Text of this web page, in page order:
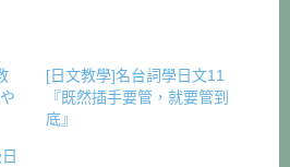
[日文教學]名台詞學日文11
『既然插手要管，就要管到
底』